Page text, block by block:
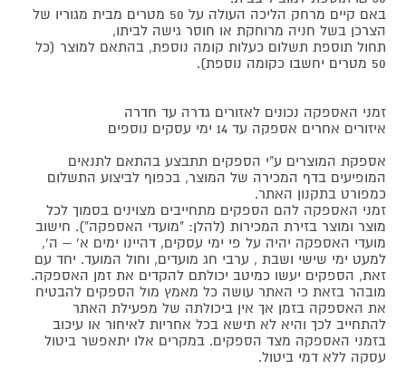
באם קיים מרחק הליכה העולה על 50 מטרים מבית מגוריו של
הצרכן בשל חניה מרוחקת או חוסר גישה לביתו,
תחול תוספת תשלום כעלות קומה נוספת, בהתאם למוצר (כל
50 מטרים יחשבו כקומה נוספת).
זמני האספקה נכונים לאזורים גדרה עד חדרה
איזורים אחרים אספקה עד 14 ימי עסקים נוספים
אספקת המוצרים ע"י הספקים תתבצע בהתאם לתנאים
המופיעים בדף המכירה של המוצר, בכפוף לביצוע התשלום
כמפורט בתקנון האתר.
זמני האספקה להם הספקים מתחייבים מצוינים בסמוך לכל
מוצר ומוצר בזירת המכירות (להלן: "מועדי האספקה"). חישוב
מועדי האספקה יהיה על פי ימי עסקים, דהיינו ימים א' – ה',
למעט ימי שישי ושבת , ערבי חג מועדים, וחול המועד. יחד עם
זאת, הספקים יעשו כמיטב יכולתם להקדים את זמן האספקה.
מובהר בזאת כי האתר עושה כל מאמץ מול הספקים להבטיח
את האספקה בזמן אך אין ביכולתה של מפעילת האתר
להתחייב לכך והיא לא תישא בכל אחריות לאיחור או עיכוב
בזמני האספקה מצד הספקים. במקרים אלו יתאפשר ביטול
עסקה ללא דמי ביטול.